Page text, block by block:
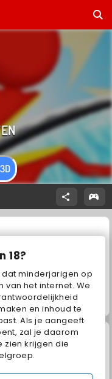
18?
minderjarigen op
van het internet. We
en inhoud te
Als je aangeeft
zal je daarom
zien krijgen die
Jewel Garden Story